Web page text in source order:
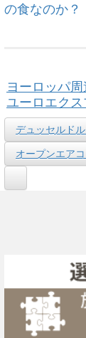
の食なのか？
ヨーロッパ
ユーロエクス
デュッセルド
オープンエア